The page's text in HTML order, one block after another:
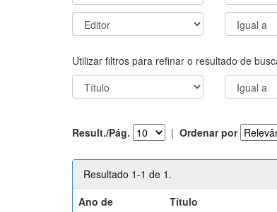
Utilizar filtros para refinar o resultado de
Result./Pág. | Ordenar por
Resultado 1-1 de 1.
Ano de
Título